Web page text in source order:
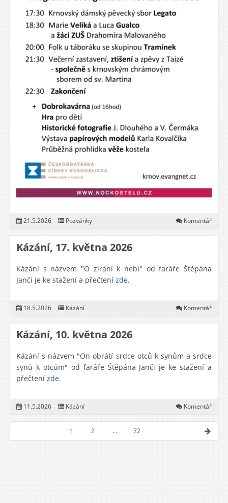
21.5.2026 Pozvánky Komentář
Kázání, 17. května 2026
Kázání s názvem "O zírání k nebi" od faráře Štěpána
Janči je ke stažení a přečtení zde.
18.5.2026 Kázání Komentář
Kázání, 10. května 2026
Kázání s názvem "On obrátí srdce otců k synům a srdce
synů k otcům" od faráře Štěpána Janči je ke stažení a
přečtení zde.
11.5.2026 Kázání Komentář
1 2 … 72